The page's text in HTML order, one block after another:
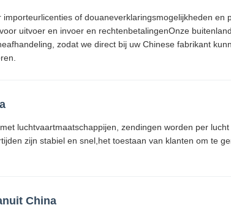
of douaneverklaringsmogelijkheden en
uitvoer en invoer en rechtenbetalingenOnze
zodat we direct bij uw Chinese fabrikant
luchtvaartmaatschappijen, zendingen worden per
zijn stabiel en snel,het toestaan van klanten om te
China